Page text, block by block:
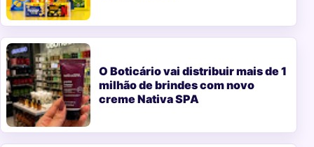
O Boticário vai distribuir mais de 1
milhão de brindes com novo
creme Nativa SPA